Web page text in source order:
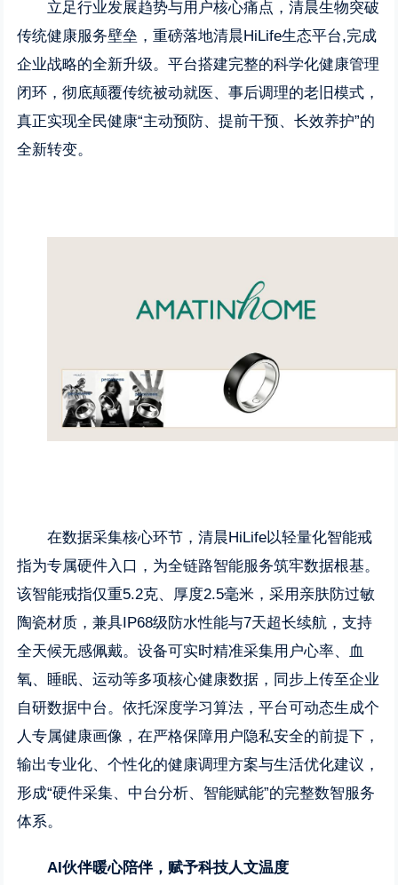
立足行业发展趋势与用户核心痛点，清晨生物突破
传统健康服务壁垒，重磅落地清晨HiLife生态平台,完成
企业战略的全新升级。平台搭建完整的科学化健康管理
闭环，彻底颠覆传统被动就医、事后调理的老旧模式，
真正实现全民健康“主动预防、提前干预、长效养护”的
全新转变。
在数据采集核心环节，清晨HiLife以轻量化智能戒
指为专属硬件入口，为全链路智能服务筑牢数据根基。
该智能戒指仅重5.2克、厚度2.5毫米，采用亲肤防过敏
陶瓷材质，兼具IP68级防水性能与7天超长续航，支持
全天候无感佩戴。设备可实时精准采集用户心率、血
氧、睡眠、运动等多项核心健康数据，同步上传至企业
自研数据中台。依托深度学习算法，平台可动态生成个
人专属健康画像，在严格保障用户隐私安全的前提下，
输出专业化、个性化的健康调理方案与生活优化建议，
形成“硬件采集、中台分析、智能赋能”的完整数智服务
体系。
AI伙伴暖心陪伴，赋予科技人文温度